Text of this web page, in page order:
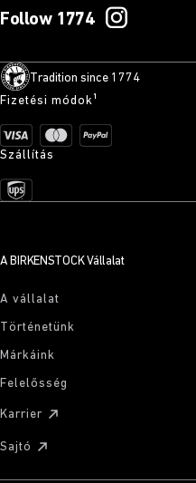
Follow 1774
Tradition since 1774
Fizetési módok¹
Szállítás
A BIRKENSTOCK Vállalat
A vállalat
Történetünk
Márkáink
Felelősség
Karrier
Sajtó